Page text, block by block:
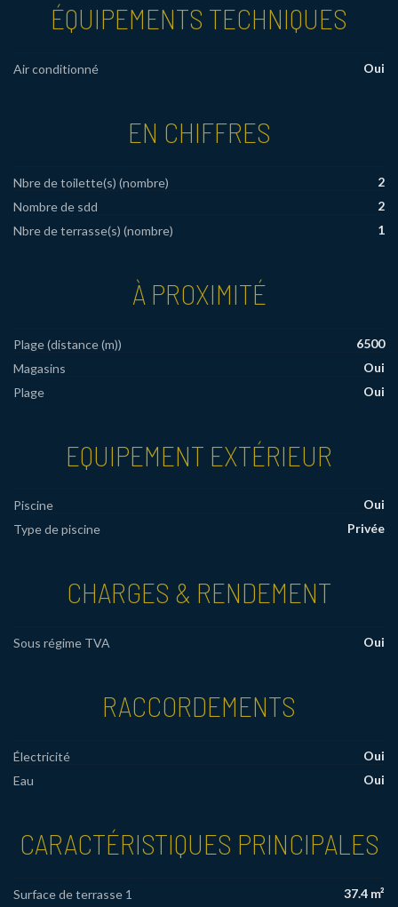
ÉQUIPEMENTS TECHNIQUES
Air conditionné Oui
EN CHIFFRES
Nbre de toilette(s) (nombre)
2
Nombre de sdd
2
Nbre de terrasse(s) (nombre)
1
À PROXIMITÉ
Plage (distance (m))
6500
Magasins
Oui
Plage
Oui
EQUIPEMENT EXTÉRIEUR
Piscine
Oui
Type de piscine
Privée
CHARGES & RENDEMENT
Sous régime TVA Oui
RACCORDEMENTS
Électricité
Oui
Eau
Oui
CARACTÉRISTIQUES PRINCIPALES
Surface de terrasse 1 37.4 m²